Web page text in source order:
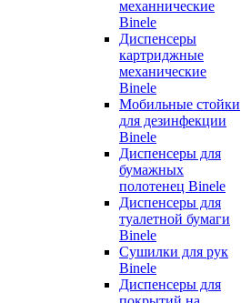
механнические
Binele
Диспенсеры
картриджные
механические
Binele
Мобильные стойки
для дезинфекции
Binele
Диспенсеры для
бумажных
полотенец Binele
Диспенсеры для
туалетной бумаги
Binele
Сушилки для рук
Binele
Диспенсеры для